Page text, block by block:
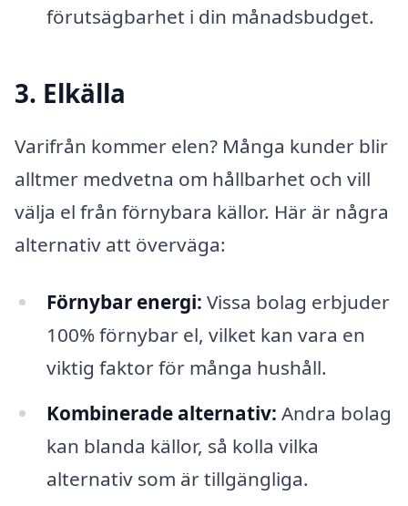
förutsägbarhet i din månadsbudget.
3. Elkälla
Varifrån kommer elen? Många kunder blir
alltmer medvetna om hållbarhet och vill
välja el från förnybara källor. Här är några
alternativ att överväga:
Förnybar energi: Vissa bolag erbjuder
100% förnybar el, vilket kan vara en
viktig faktor för många hushåll.
Kombinerade alternativ: Andra bolag
kan blanda källor, så kolla vilka
alternativ som är tillgängliga.